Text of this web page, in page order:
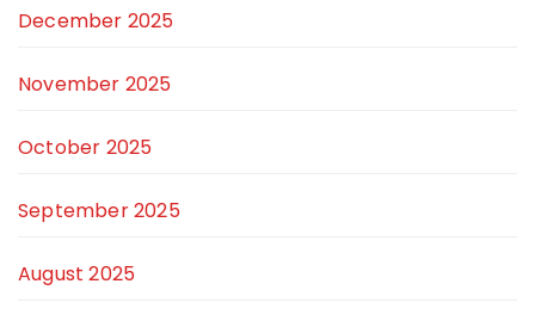
December 2025
November 2025
October 2025
September 2025
August 2025